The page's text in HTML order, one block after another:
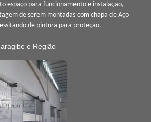
espaço para funcionamento e instalação,
de serem montadas com chapa de Aço
de pintura para proteção.
e Região